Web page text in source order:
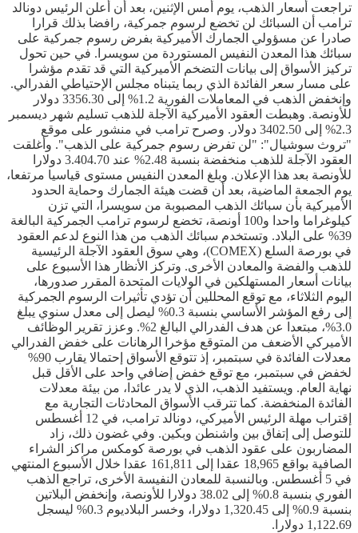
تراجعت أسعار الذهب، يوم أمس الإثنين، بعد أن أعلن الرئيس دونالد
ترامب أن السبائك لن تخضع لرسوم جمركية، رافضا بذلك قرارا
صادرا عن مسؤولي الجمارك الأميركية بفرض رسوم جمركية على
سبائك هذا المعدن النفيس المستوردة من سويسرا. في حين تحول
تركيز الأسواق إلى بيانات التضخم الأميركية التي قد تقدم مؤشرا
على مسار سعر الفائدة الذي ربما يتبناه مجلس الإحتياطي الفدرالي.
وإنخفض الذهب في المعاملات الفورية 1.2% إلى 3356.30 دولار
للأونصة. وهبطت العقود الأميركية الآجلة للذهب تسليم شهر ديسمبر
2.3% إلى 3402.50 دولار. وصرح ترامب في منشور على موقع
"تروث سوشيال": "لن تفرض رسوم جمركية على الذهب". وأغلقت
العقود الآجلة للذهب منخفضة بنسبة 2.48% عند 3.404.70 دولارا
للأونصة بعد هذا الإعلان. وبلغ المعدن النفيس مستوى قياسيا مرتفعا،
يوم الجمعة الماضية، بعد أن قضت هيئة الجمارك وحماية الحدود
الأميركية بأن سبائك الذهب المصبوبة من سويسرا، التي تزن
كيلوغراما واحدا و100 أونصة، تخضع لرسوم ترامب الجمركية البالغة
39% على البلاد. وتستخدم سبائك الذهب من هذا النوع لدعم العقود
في بورصة السلع (COMEX)، وهي سوق العقود الآجلة الرئيسية
للذهب والفضة والمعادن الأخرى. وتركز الأنظار هذا الأسبوع على
بيانات أسعار المستهلكين في الولايات المتحدة المقرر صدورها،
اليوم الثلاثاء، مع توقع المحللين أن تؤدي تأثيرات الرسوم الجمركية
إلى رفع المؤشر الأساسي بنسبة 0.3% ليصل إلى معدل سنوي يبلغ
3.0%، مبتعدا عن هدف الفدرالي البالغ 2%. وعزز تقرير الوظائف
الأميركي الأضعف من المتوقع مؤخرا الرهانات على خفض الفدرالي
معدلات الفائدة في سبتمبر، إذ تتوقع الأسواق إحتمالا يقارب 90%
لخفض في سبتمبر، مع توقع خفض إضافي واحد على الأقل قبل
نهاية العام. ويستفيد الذهب، الذي لا يدر عائدا، من بيئة معدلات
الفائدة المنخفضة. كما تترقب الأسواق المحادثات التجارية مع
إقتراب مهلة الرئيس الأميركي، دونالد ترامب، في 12 أغسطس
للتوصل إلى إتفاق بين واشنطن وبكين. وفي غضون ذلك، زاد
المضاربون على عقود الذهب في بورصة كومكس مراكز الشراء
الصافية بواقع 18,965 عقدا إلى 161,811 عقدا خلال الأسبوع المنتهي
في 5 أغسطس. وبالنسبة للمعادن النفيسة الأخرى، تراجع الذهب
الفوري بنسبة 0.8% إلى 38.02 دولارا للأونصة، وإنخفض البلاتين
بنسبة 0.9% إلى 1,320.45 دولارا، وخسر البلاديوم 0.3% ليسجل
1,122.69 دولارا.